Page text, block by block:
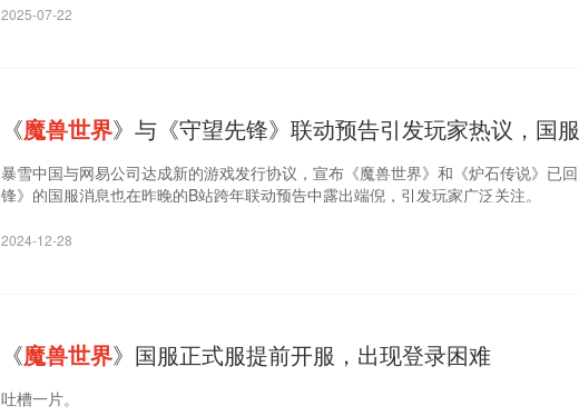
2025-07-22
《魔兽世界》与《守望先锋》联动预告引发玩家热议，国
待
暴雪中国与网易公司达成新的游戏发行协议，宣布《魔兽世界》和《炉石传说》已
锋》的国服消息也在昨晚的B站跨年联动预告中露出端倪，引发玩家广泛关注。
2024-12-28
《魔兽世界》国服正式服提前开服，出现登录困难
吐槽一片。